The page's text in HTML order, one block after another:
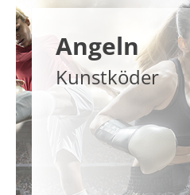
Angeln
Kunstköder